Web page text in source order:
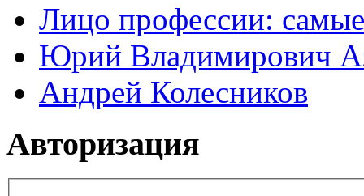
Лицо профессии:
Юрий Владимирович
Андрей Колесников
Авторизация